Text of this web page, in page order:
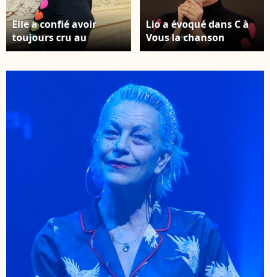
Elle a confié avoir
toujours cru au
potentiel de Louane
Trophées
médiaClub'Elles 2026
dans les salons de
l'Hôtel de Lassay le 4
février 2026. © Anne-
Sophie Guebey /
Lio a évoqué dans C à
Vous la chanson
Amoureuse solo que
d'honneur - Cérémonie
des Trophées
médiaClub'Elles 2026
dans les salons de
l'Hôtel de Lassay le 4
février 2026. © Anne-
Sophie Guebey /
Bestimage